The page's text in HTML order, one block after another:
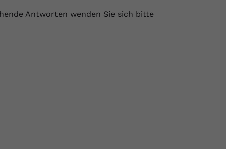
Antworten wenden Sie sich bitte